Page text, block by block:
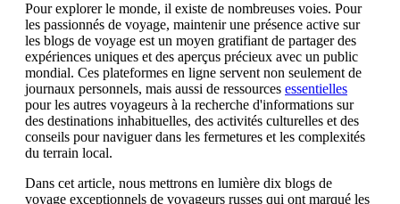
Pour explorer le monde, il existe de nombreuses voies. Pour
les passionnés de voyage, maintenir une présence active sur
les blogs de voyage est un moyen gratifiant de partager des
expériences uniques et des aperçus précieux avec un public
mondial. Ces plateformes en ligne servent non seulement de
journaux personnels, mais aussi de ressources essentielles
pour les autres voyageurs à la recherche d'informations sur
des destinations inhabituelles, des activités culturelles et des
conseils pour naviguer dans les fermetures et les complexités
du terrain local.
Dans cet article, nous mettrons en lumière dix blogs de
voyage exceptionnels de voyageurs russes qui ont marqué les